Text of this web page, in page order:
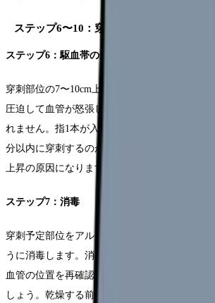
ステップ6〜10：穿刺から止血まで
ステップ6：駆血帯の装着と血管選択
穿刺部位の7〜10cm上方に駆血帯を巻きます
圧迫して血管が怒張しなくなり、緩すぎると
れません。指1本が入る程度のきつさが目安で
分以内に穿刺するのが理想です。2分以上の駆
上昇の原因になります。
ステップ7：消毒
穿刺予定部位をアルコール綿で中心から外側
うに消毒します。消毒後は触れないことが原
血管の位置を再確認したい場合は、消毒した
しょう。乾燥する前に穿刺すると、患者さん